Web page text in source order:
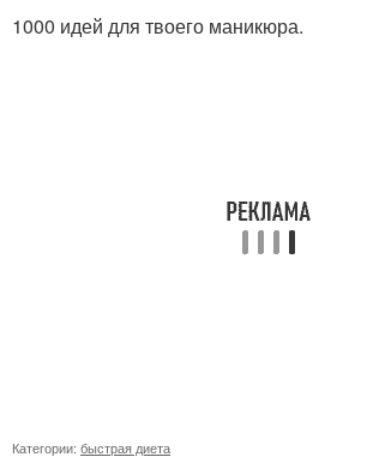
1000 идей для твоего маникюра.
Категории: быстрая диета